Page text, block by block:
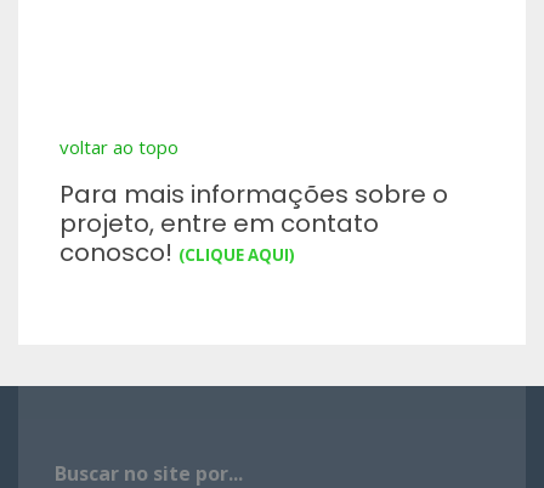
voltar ao topo
Para mais informações sobre o
projeto, entre em contato
conosco! (CLIQUE AQUI)
Buscar no site por...